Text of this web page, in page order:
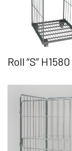
Roll “S” H1580